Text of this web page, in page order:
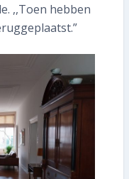
,,Toen hebben